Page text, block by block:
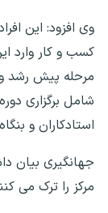
وی افزود: این
مرحله پیش رشد
شامل برگزاری
استادکاران و
جهانگیری بیان
مرکز را ترک می